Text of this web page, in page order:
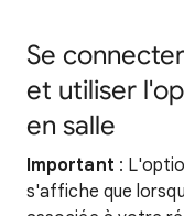
Se
et utiliser
en salle
Important :
s'affiche que